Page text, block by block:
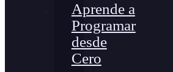
Aprende a
Programar
desde
Cero